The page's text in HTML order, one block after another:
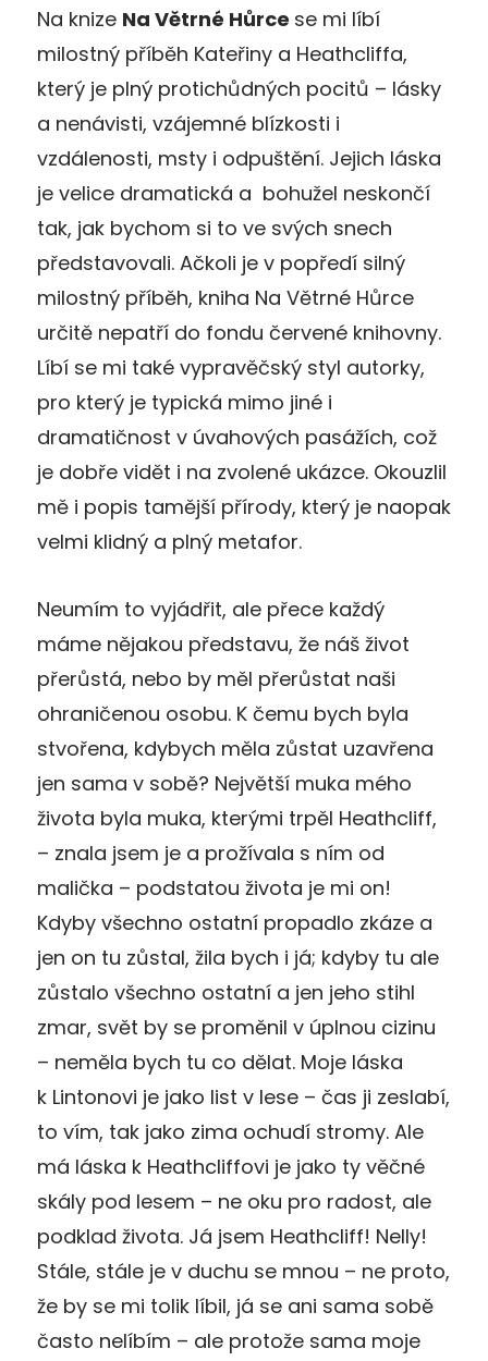
Na knize Na Větrné Hůrce se mi líbí
milostný příběh Kateřiny a Heathcliffa,
který je plný protichůdných pocitů – lásky
a nenávisti, vzájemné blízkosti i
vzdálenosti, msty i odpuštění. Jejich láska
je velice dramatická a bohužel neskončí
tak, jak bychom si to ve svých snech
představovali. Ačkoli je v popředí silný
milostný příběh, kniha Na Větrné Hůrce
určitě nepatří do fondu červené knihovny.
Líbí se mi také vypravěčský styl autorky,
pro který je typická mimo jiné i
dramatičnost v úvahových pasážích, což
je dobře vidět i na zvolené ukázce. Okouzlil
mě i popis tamější přírody, který je naopak
velmi klidný a plný metafor.
Neumím to vyjádřit, ale přece každý
máme nějakou představu, že náš život
přerůstá, nebo by měl přerůstat naši
ohraničenou osobu. K čemu bych byla
stvořena, kdybych měla zůstat uzavřena
jen sama v sobě? Největší muka mého
života byla muka, kterými trpěl Heathcliff,
– znala jsem je a prožívala s ním od
malička – podstatou života je mi on!
Kdyby všechno ostatní propadlo zkáze a
jen on tu zůstal, žila bych i já; kdyby tu ale
zůstalo všechno ostatní a jen jeho stihl
zmar, svět by se proměnil v úplnou cizinu
– neměla bych tu co dělat. Moje láska
k Lintonovi je jako list v lese – čas ji zeslabí,
to vím, tak jako zima ochudí stromy. Ale
má láska k Heathcliffovi je jako ty věčné
skály pod lesem – ne oku pro radost, ale
podklad života. Já jsem Heathcliff! Nelly!
Stále, stále je v duchu se mnou – ne proto,
že by se mi tolik líbil, já se ani sama sobě
často nelíbím – ale protože sama moje